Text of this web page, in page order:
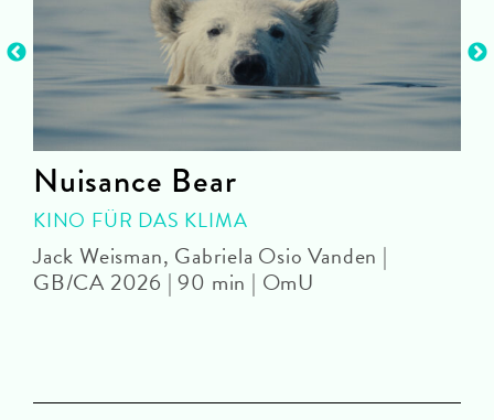
Nuisance Bear
KINO FÜR DAS KLIMA
Jack Weisman, Gabriela Osio Vanden |
GB/CA 2026 | 90 min | OmU